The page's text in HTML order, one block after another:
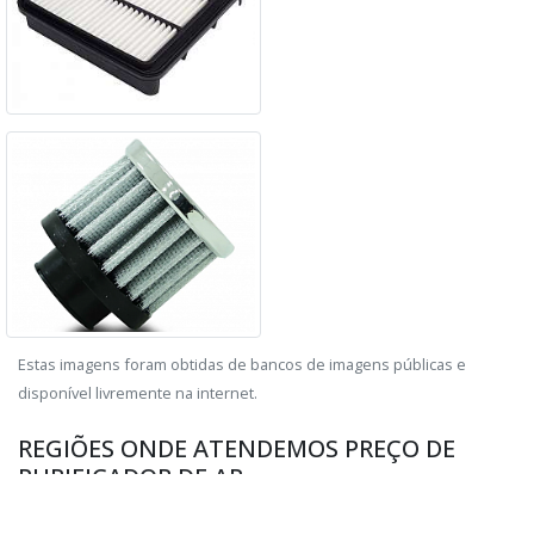
Estas imagens foram obtidas de bancos de imagens públicas e
disponível livremente na internet.
REGIÕES ONDE ATENDEMOS PREÇO DE
PURIFICADOR DE AR